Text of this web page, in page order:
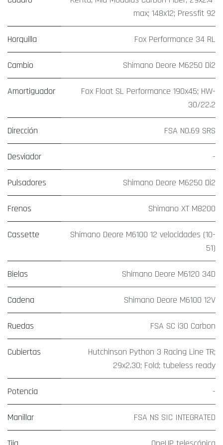
max; 148x12; Pressfit 92
Horquilla Fox Performance 34 RL
Cambio Shimano Deore M6250 Di2
Amortiguador
Fox Float SL Performance 190x45; HW-
30/22.2
Dirección FSA NO.69 SRS
Desviador -
Pulsadores Shimano Deore M6250 Di2
Frenos Shimano XT M8200
Cassette
Shimano Deore M6100 12 velocidades (10-
51)
Bielas Shimano Deore M6120 34D
Cadena Shimano Deore M6100 12V
Ruedas FSA SC i30 Carbon
Cubiertas
Hutchinson Python 3 Racing Line TR;
29x2.30; Fold; tubeless ready
Potencia -
Manillar FSA NS SIC INTEGRATED